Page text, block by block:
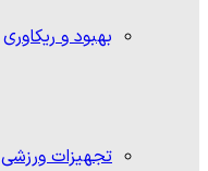
بهبود و ریکاوری
تجهیزات ورزشی